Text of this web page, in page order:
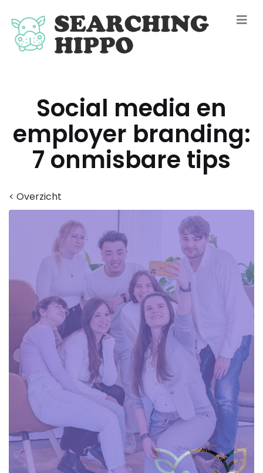
Social media en
employer branding:
7 onmisbare tips
< Overzicht